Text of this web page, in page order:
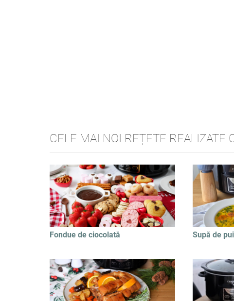
CELE MAI NOI REȚETE REALIZATE
Fondue de ciocolată Supă de